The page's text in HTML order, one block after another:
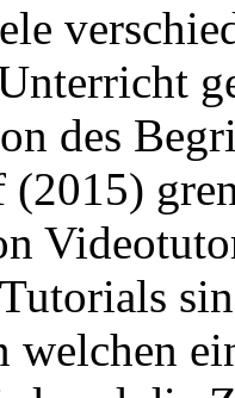
des
(2015)
welchen